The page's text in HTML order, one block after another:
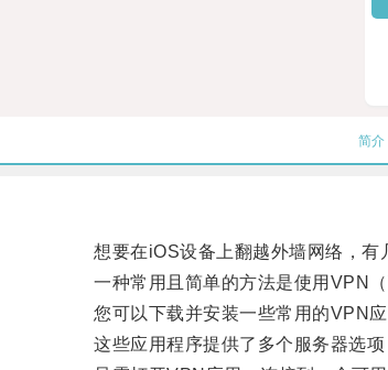
简介
想要在iOS设备上翻越外墙网络，有
一种常用且简单的方法是使用VPN（
您可以下载并安装一些常用的VPN应
这些应用程序提供了多个服务器选项